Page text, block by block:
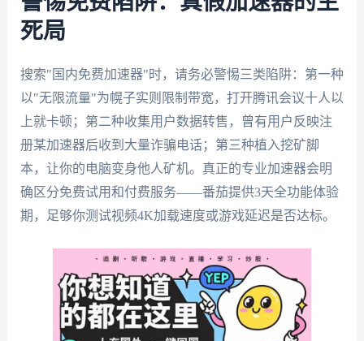
死局
搜索"国内免费加速器"时，请务必警惕三类陷阱：第一种
以"无限流量"为幌子实则限制带宽，打开腾讯会议十人以
上就卡顿；第二种收集用户数据转售，曾有用户反映注
册某加速器后收到大量诈骗电话；第三种植入挖矿脚
本，让你的电脑变身他人矿机。真正的专业加速器会明
确区分免费试用和付费服务——番茄提供3天全功能体验
期，足够你测试视频4K加载速度或游戏延迟是否达标。